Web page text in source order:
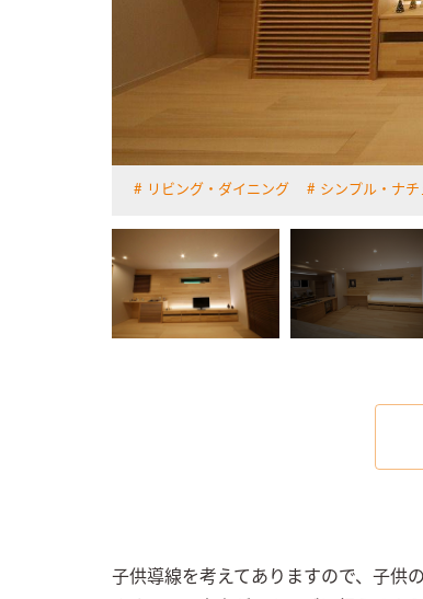
リビング・ダイニング シンプル・ナチ
子供導線を考えてありますので、子供